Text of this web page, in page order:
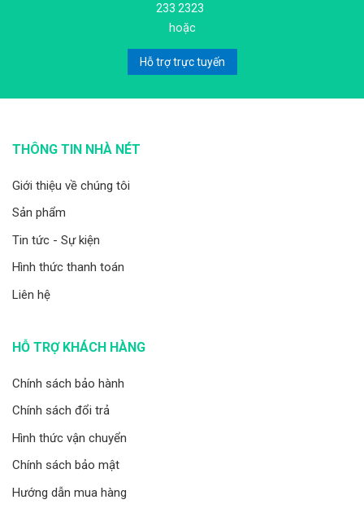
233 2323
hoặc
Hỗ trợ trực tuyến
THÔNG TIN NHÀ NÉT
Giới thiệu về chúng tôi
Sản phẩm
Tin tức - Sự kiện
Hình thức thanh toán
Liên hệ
HỖ TRỢ KHÁCH HÀNG
Chính sách bảo hành
Chính sách đổi trả
Hình thức vận chuyển
Chính sách bảo mật
Hướng dẫn mua hàng